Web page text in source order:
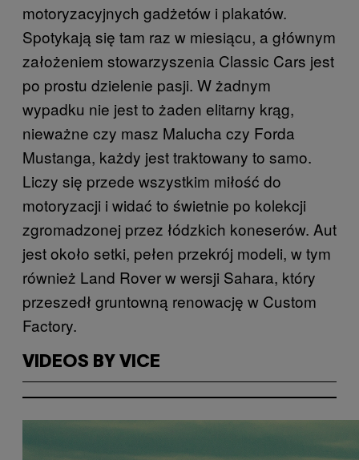
motoryzacyjnych gadżetów i plakatów.
Spotykają się tam raz w miesiącu, a głównym
założeniem stowarzyszenia Classic Cars jest
po prostu dzielenie pasji. W żadnym
wypadku nie jest to żaden elitarny krąg,
nieważne czy masz Malucha czy Forda
Mustanga, każdy jest traktowany to samo.
Liczy się przede wszystkim miłość do
motoryzacji i widać to świetnie po kolekcji
zgromadzonej przez łódzkich koneserów. Aut
jest około setki, pełen przekrój modeli, w tym
również Land Rover w wersji Sahara, który
przeszedł gruntowną renowację w Custom
Factory.
VIDEOS BY VICE